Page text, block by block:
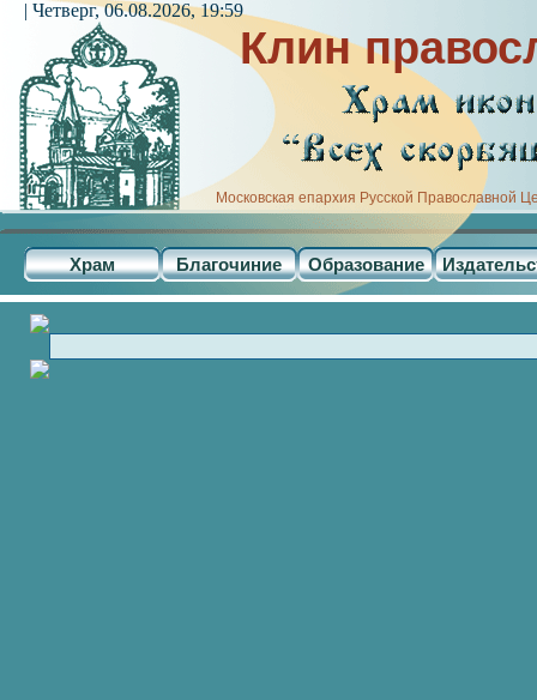
Клин
Московская епархия Русской Православной
Храм Благочиние Образование
| Четверг, 06.08.2026, 19:59